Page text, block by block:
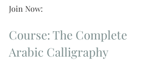
Join Now:
Course: The Complete
Arabic Calligraphy